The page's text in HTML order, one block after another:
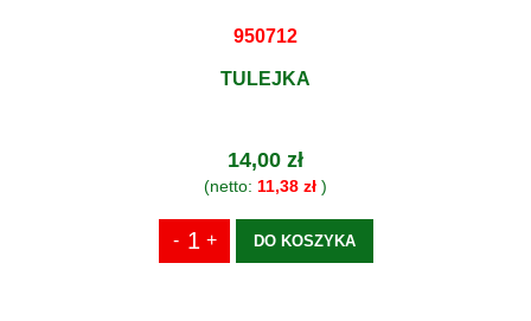
950712
TULEJKA
14,00 zł
(netto: 11,38 zł )
DO KOSZYKA